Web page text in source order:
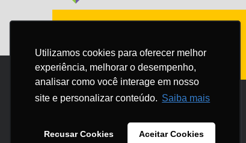
Utilizamos cookies para oferecer melhor
experiência, melhorar o desempenho,
analisar como você interage em nosso
site e personalizar conteúdo. Saiba mais
Recusar Cookies Aceitar Cookies
Utilizamos cookies para oferecer melhor
experiência, melhorar o desempenho,
analisar como você interage em nosso
site e personalizar conteúdo. Saiba mais
Recusar Cookies Aceitar Cookies